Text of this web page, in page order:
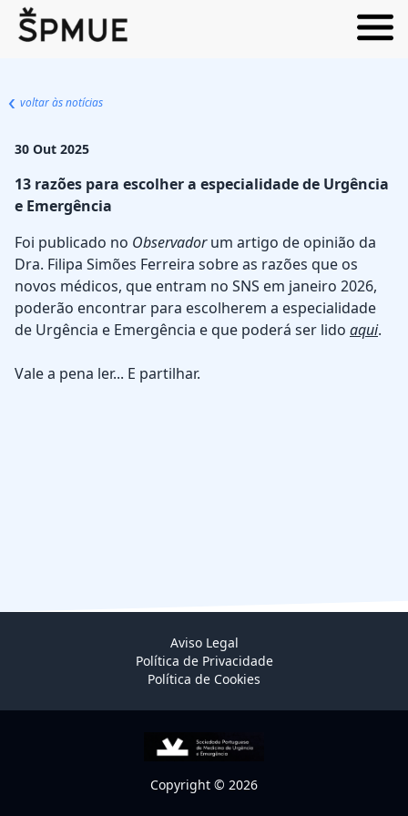
voltar às notícias
30 Out 2025
13 razões para escolher a especialidade de Urgência
e Emergência
Foi publicado no Observadorum artigo de opinião da
Dra. Filipa Simões Ferreira sobre as razões que os
novos médicos, que entram no SNS em janeiro 2026,
poderão encontrar para escolherem a especialidade
de Urgência e Emergência e que poderá ser lido aqui.
Vale a pena ler... E partilhar.
Aviso Legal
Política de Privacidade
Política de Cookies
Copyright © 2026